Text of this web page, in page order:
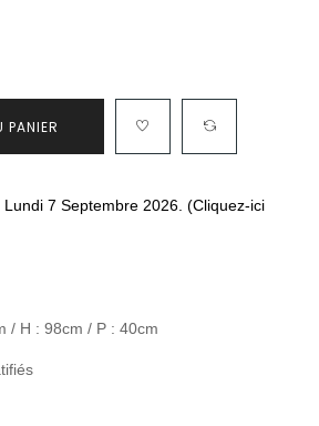
PANIER
7 Septembre 2026. (Cliquez-ici
/ H : 98cm / P : 40cm